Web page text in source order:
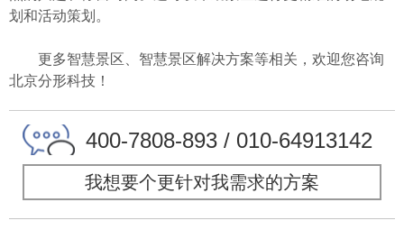
划和活动策划。
更多智慧景区、智慧景区解决方案等相关，欢迎您咨询
北京分形科技！
400-7808-893 / 010-64913142
我想要个更针对我需求的方案